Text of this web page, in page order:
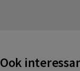
Ook